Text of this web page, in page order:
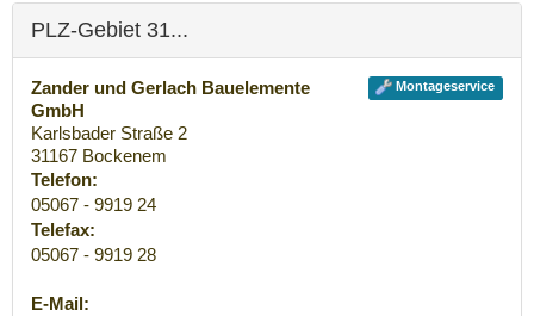
PLZ-Gebiet 31...
Montageservice
Zander und Gerlach Bauelemente
GmbH
Karlsbader Straße 2
31167 Bockenem
Telefon:
05067 - 9919 24
Telefax:
05067 - 9919 28
E-Mail: